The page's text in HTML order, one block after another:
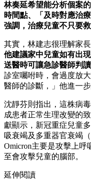
林奏延希望能分析個案
時間點、「及時對應治
強調，治療兒童不只要
其實，林建志很理解家
他建議家中兒童如有出
送醫時可讓急診醫師判讀
診室囑咐時，會過度放
醫師的診斷，」他進一步
沈靜芬則指出，這株病
成患者正常生理改變的
獻顯示，新冠重症兒童
吸衰竭及多重器官衰竭
Omicron主要是攻擊上
至會攻擊兒童的腦部。
延伸閱讀